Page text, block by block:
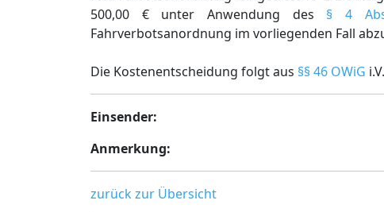
500,00 € unter Anwendung des § 4
Fahrverbotsanordnung im vorliegenden Fall
Die Kostenentscheidung folgt aus §§ 46 OWiG
Einsender:
Anmerkung:
zurück zur Übersicht